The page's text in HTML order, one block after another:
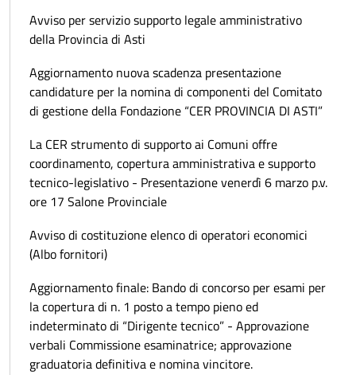
Avviso per servizio supporto legale amministrativo
della Provincia di Asti
Aggiornamento nuova scadenza presentazione
candidature per la nomina di componenti del Comitato
di gestione della Fondazione “CER PROVINCIA DI ASTI”
La CER strumento di supporto ai Comuni offre
coordinamento, copertura amministrativa e supporto
tecnico-legislativo - Presentazione venerdì 6 marzo p.v.
ore 17 Salone Provinciale
Avviso di costituzione elenco di operatori economici
(Albo fornitori)
Aggiornamento finale: Bando di concorso per esami per
la copertura di n. 1 posto a tempo pieno ed
indeterminato di “Dirigente tecnico” - Approvazione
verbali Commissione esaminatrice; approvazione
graduatoria definitiva e nomina vincitore.